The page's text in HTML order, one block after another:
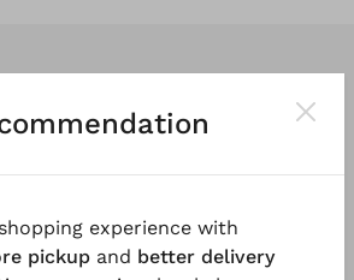
wie die Menschen, die
experience with
pickup and better delivery